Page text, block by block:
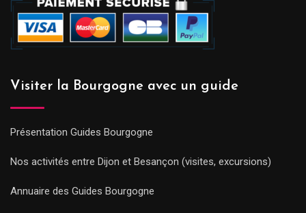
Visiter la Bourgogne avec un guide
Présentation Guides Bourgogne
Nos activités entre Dijon et Besançon (visites, excursions)
Annuaire des Guides Bourgogne